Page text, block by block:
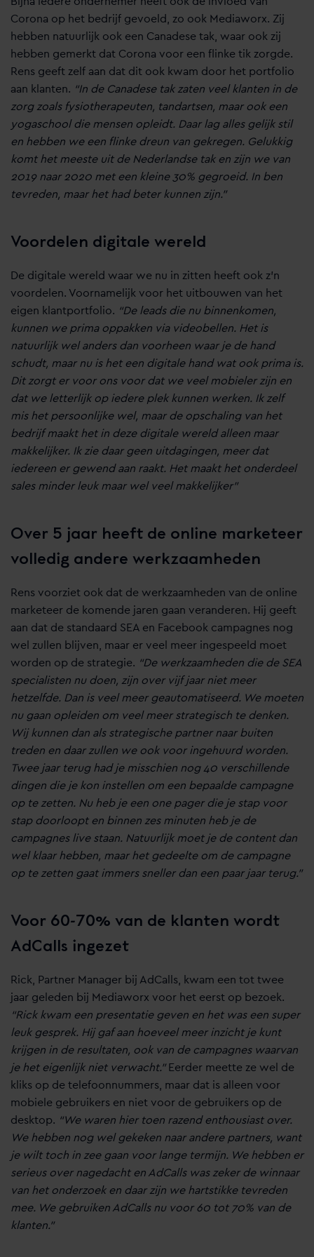
Corona op het bedrijf gevoeld, zo ook Mediaworx. Zij
hebben natuurlijk ook een Canadese tak, waar ook zij
hebben gemerkt dat Corona voor een flinke tik zorgde.
Rens geeft zelf aan dat dit ook kwam door het portfolio
aan klanten. “In de Canadese tak zaten veel klanten in de
zorg zoals fysiotherapeuten, tandartsen, maar ook een
yogaschool die mensen opleidt. Daar lag alles gelijk stil
en hebben we een flinke dreun van gekregen. Gelukkig
komt het meeste uit de Nederlandse tak en zijn we van
2019 naar 2020 met een kleine 30% gegroeid. In ben
tevreden, maar het had beter kunnen zijn.”
Voordelen digitale wereld
De digitale wereld waar we nu in zitten heeft ook z’n
voordelen. Voornamelijk voor het uitbouwen van het
eigen klantportfolio. “De leads die nu binnenkomen,
kunnen we prima oppakken via videobellen. Het is
natuurlijk wel anders dan voorheen waar je de hand
schudt, maar nu is het een digitale hand wat ook prima is.
Dit zorgt er voor ons voor dat we veel mobieler zijn en
dat we letterlijk op iedere plek kunnen werken. Ik zelf
mis het persoonlijke wel, maar de opschaling van het
bedrijf maakt het in deze digitale wereld alleen maar
makkelijker. Ik zie daar geen uitdagingen, meer dat
iedereen er gewend aan raakt. Het maakt het onderdeel
sales minder leuk maar wel veel makkelijker”
Over 5 jaar heeft de online marketeer
volledig andere werkzaamheden
Rens voorziet ook dat de werkzaamheden van de online
marketeer de komende jaren gaan veranderen. Hij geeft
aan dat de standaard SEA en Facebook campagnes nog
wel zullen blijven, maar er veel meer ingespeeld moet
worden op de strategie. “De werkzaamheden die de SEA
specialisten nu doen, zijn over vijf jaar niet meer
hetzelfde. Dan is veel meer geautomatiseerd. We moeten
nu gaan opleiden om veel meer strategisch te denken.
Wij kunnen dan als strategische partner naar buiten
treden en daar zullen we ook voor ingehuurd worden.
Twee jaar terug had je misschien nog 40 verschillende
dingen die je kon instellen om een bepaalde campagne
op te zetten. Nu heb je een one pager die je stap voor
stap doorloopt en binnen zes minuten heb je de
campagnes live staan. Natuurlijk moet je de content dan
wel klaar hebben, maar het gedeelte om de campagne
op te zetten gaat immers sneller dan een paar jaar terug.”
Voor 60-70% van de klanten wordt
AdCalls ingezet
Rick, Partner Manager bij AdCalls, kwam een tot twee
jaar geleden bij Mediaworx voor het eerst op bezoek.
“Rick kwam een presentatie geven en het was een super
leuk gesprek. Hij gaf aan hoeveel meer inzicht je kunt
krijgen in de resultaten, ook van de campagnes waarvan
je het eigenlijk niet verwacht.”Eerder meette ze wel de
kliks op de telefoonnummers, maar dat is alleen voor
mobiele gebruikers en niet voor de gebruikers op de
desktop. “We waren hier toen razend enthousiast over.
We hebben nog wel gekeken naar andere partners, want
je wilt toch in zee gaan voor lange termijn. We hebben er
serieus over nagedacht en AdCalls was zeker de winnaar
van het onderzoek en daar zijn we hartstikke tevreden
mee. We gebruiken AdCalls nu voor 60 tot 70% van de
klanten.”